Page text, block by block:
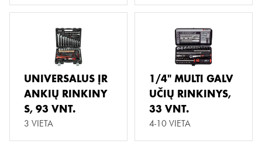
UNIVERSALUS ĮR
ANKIŲ RINKINY
S, 93 VNT.
3 VIETA
1/4" MULTI GALV
UČIŲ RINKINYS,
33 VNT.
4-10 VIETA